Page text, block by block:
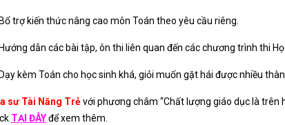
trợ kiến thức nâng cao môn Toán theo yêu cầu riêng.
dẫn các bài tập, ôn thi liên quan đến các chương trình thi
kèm Toán cho học sinh khá, giỏi muốn gặt hái được nhiều
sư Tài Năng Trẻvới phương châm “Chất lượng giáo dục là trên
TẠI ĐÂYđể xem thêm.